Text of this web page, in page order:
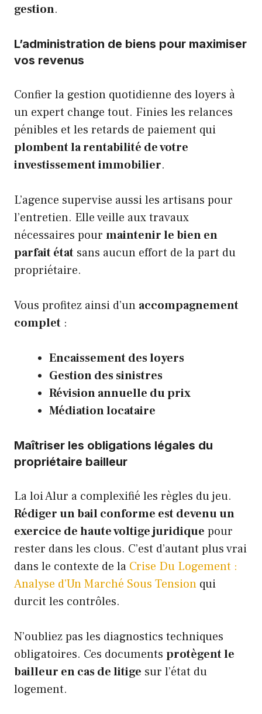
gestion.
L’administration de biens pour maximiser
vos revenus
Confier la gestion quotidienne des loyers à
un expert change tout. Finies les relances
pénibles et les retards de paiement qui
plombent la rentabilité de votre
investissement immobilier.
L’agence supervise aussi les artisans pour
l’entretien. Elle veille aux travaux
nécessaires pour maintenir le bien en
parfait état sans aucun effort de la part du
propriétaire.
Vous profitez ainsi d’un accompagnement
complet :
Encaissement des loyers
Gestion des sinistres
Révision annuelle du prix
Médiation locataire
Maîtriser les obligations légales du
propriétaire bailleur
La loi Alur a complexifié les règles du jeu.
Rédiger un bail conforme est devenu un
exercice de haute voltige juridique pour
rester dans les clous. C’est d’autant plus vrai
dans le contexte de la Crise Du Logement :
Analyse d’Un Marché Sous Tension qui
durcit les contrôles.
N’oubliez pas les diagnostics techniques
obligatoires. Ces documents protègent le
bailleur en cas de litige sur l’état du
logement.